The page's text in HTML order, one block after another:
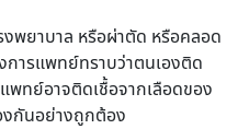
งพยาบาล หรือผ่าตัด หรือคลอด
การแพทย์ทราบว่าตนเองติด
พทย์อาจติดเชื้อจากเลือดของ
งกันอย่างถูกต้อง